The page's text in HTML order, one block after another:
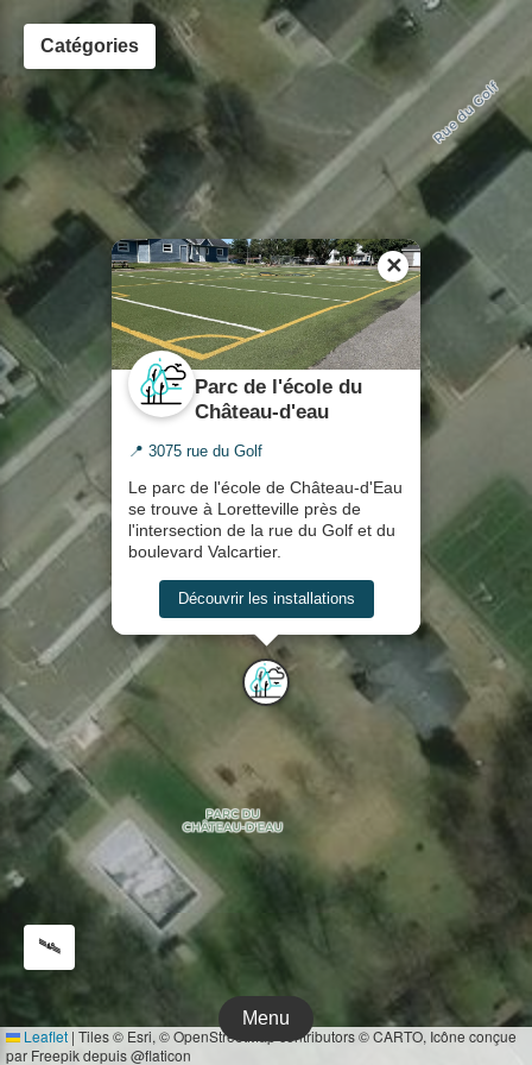
✕
Parc de l'école du
Château-d'eau
📍 3075 rue du Golf
Le parc de l'école de Château-d'Eau
se trouve à Loretteville près de
l'intersection de la rue du Golf et du
boulevard Valcartier.
Découvrir les installations
Leaflet | Tiles © Esri, © OpenStreetMap contributors © CARTO, Icône conçue
par Freepik depuis @flaticon
🛰️
Catégories
Menu